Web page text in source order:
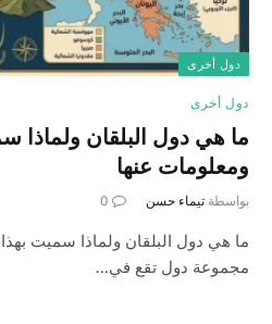
دول أخرى
دول أخرى
ما هي دول البلقان ولماذا
ومعلومات عنها
بواسطة تيماء حسن 0
ما هي دول البلقان ولماذا سميت
مجموعة دول تقع في…